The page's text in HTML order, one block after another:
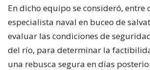
En dicho equipo se consideró, entre
especialista naval en buceo de
evaluar las condiciones de
del río, para determinar la
una rebusca segura en días